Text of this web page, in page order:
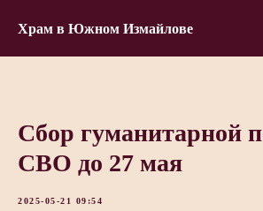
Храм в Южном Измайлове
Сбор гуманитарной
СВО до 27 мая
2025-05-21 09:54